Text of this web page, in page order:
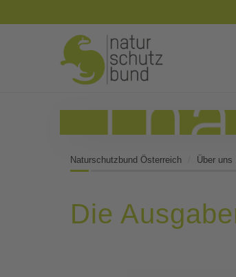
Naturschutzbund Österreich Über uns
Die